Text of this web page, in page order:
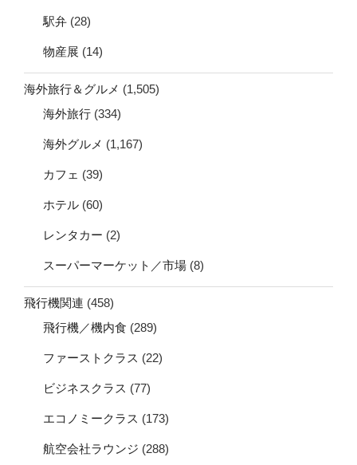
駅弁 (28)
物産展 (14)
海外旅行＆グルメ (1,505)
海外旅行 (334)
海外グルメ (1,167)
カフェ (39)
ホテル (60)
レンタカー (2)
スーパーマーケット／市場 (8)
飛行機関連 (458)
飛行機／機内食 (289)
ファーストクラス (22)
ビジネスクラス (77)
エコノミークラス (173)
航空会社ラウンジ (288)